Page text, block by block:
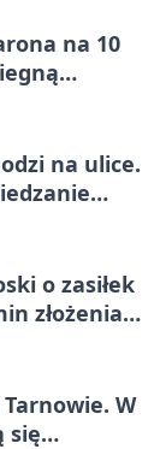
na 10
na ulice.
o zasiłek
złożenia
W
się